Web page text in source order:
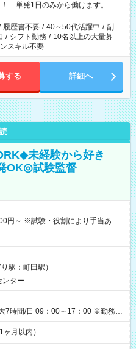
！ 単発1日のみから働けます。
履歴書不要 / 40～50代活躍中 / 副
/ シフト勤務 / 10名以上の大量募
スキル不要
する 詳細へ
未経験から好き
OK◎試験監督
即給（前払い）オプションあ
務から1週間ほどで給与の一部を受け
～17:30（休憩1時間） 時給1,300円
費 ※当日の役割により時給＋100
～13:30（休憩なし） 時給1,300
日収8,400円＋交通費 【試用期
駅：町田駅）
ンター
7時間/日 09：00～17：00 ※勤務時
す。
月以内）